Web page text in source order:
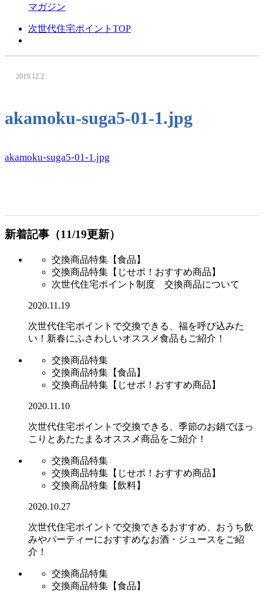
マガジン
次世代住宅ポイントTOP
2019.12.2
akamoku-suga5-01-1.jpg
akamoku-suga5-01-1.jpg
新着記事（11/19更新）
交換商品特集【食品】
交換商品特集【じせポ！おすすめ商品】
次世代住宅ポイント制度 交換商品について
2020.11.19
次世代住宅ポイントで交換できる、福を呼び込みた
い！新春にふさわしいオススメ食品もご紹介！
交換商品特集
交換商品特集【食品】
交換商品特集【じせポ！おすすめ商品】
2020.11.10
次世代住宅ポイントで交換できる、季節のお鍋でほっ
こりとあたたまるオススメ商品をご紹介！
交換商品特集
交換商品特集【じせポ！おすすめ商品】
交換商品特集【飲料】
2020.10.27
次世代住宅ポイントで交換できるおすすめ、おうち飲
みやパーティーにおすすめなお酒・ジュースをご紹
介！
交換商品特集
交換商品特集【食品】